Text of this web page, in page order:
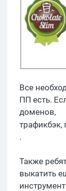
Все
ПП есть.
доменов,
трафикбэк,
.
Также
выкатить